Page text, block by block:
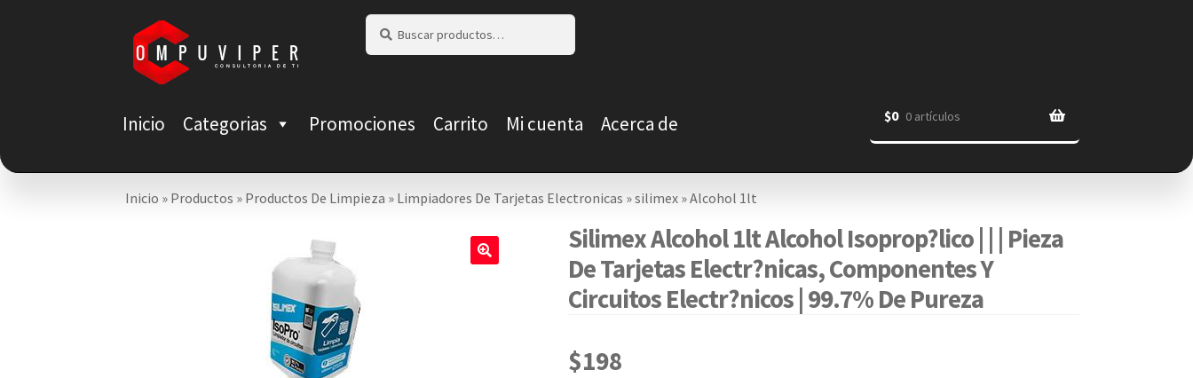
Saltar
navegación
contenido
Buscar
por:
Buscar
Inicio Categorias Promociones Carrito Mi cuenta Acerca de $0 0 artículos
Inicio » Productos » Productos De Limpieza » Limpiadores De Tarjetas Electronicas »silimex»Alcohol 1lt
Silimex Alcohol 1lt Alcohol Isoprop?lico | | | Pieza
De Tarjetas Electr?nicas, Componentes Y
Circuitos Electr?nicos | 99.7% De Pureza
$198